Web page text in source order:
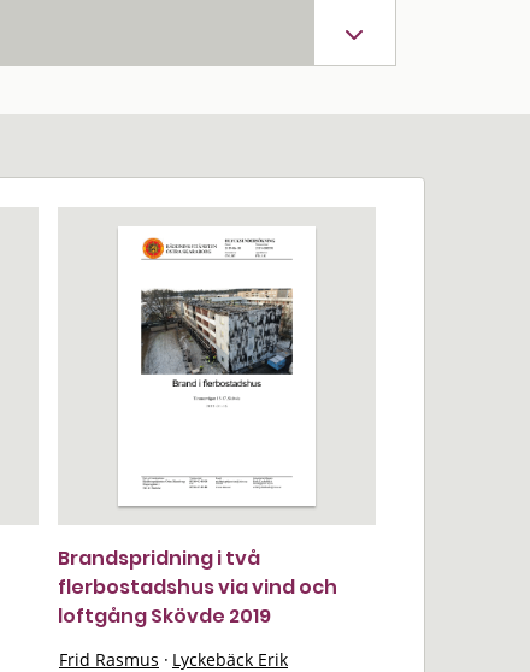
Brandspridning i två
flerbostadshus via vind och
loftgång Skövde 2019
Frid Rasmus · Lyckebäck Erik